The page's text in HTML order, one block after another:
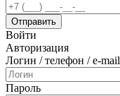
Войти
Авторизация
Логин / телефон / e-mail
Пароль